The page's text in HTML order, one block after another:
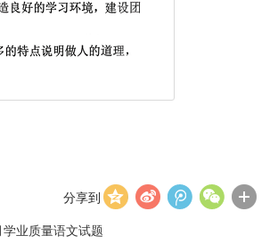
分享到
业质量语文试题